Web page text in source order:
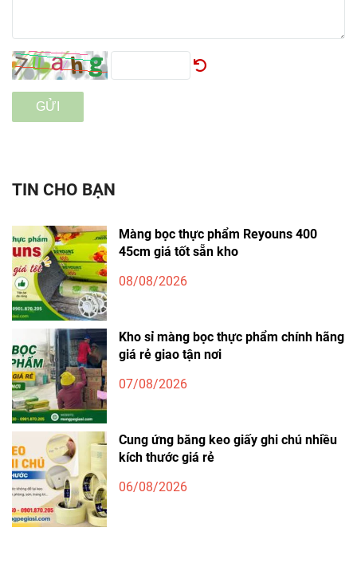
GỬI
TIN CHO BẠN
Màng bọc thực phẩm Reyouns 400
45cm giá tốt sẵn kho
08/08/2026
Kho sỉ màng bọc thực phẩm chính hãng
giá rẻ giao tận nơi
07/08/2026
Cung ứng băng keo giấy ghi chú nhiều
kích thước giá rẻ
06/08/2026